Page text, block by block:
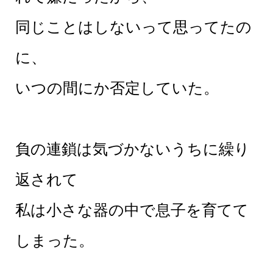
同じことはしないって思ってたの
に、
いつの間にか否定していた。
負の連鎖は気づかないうちに繰り
返されて
私は小さな器の中で息子を育てて
しまった。